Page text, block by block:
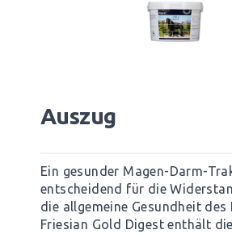
Auszug
Ein gesunder Magen-Darm-
entscheidend für die
die allgemeine Gesundheit des
Friesian Gold Digest enthält